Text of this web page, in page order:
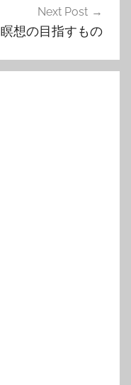
Next Post
瞑想の目指すもの